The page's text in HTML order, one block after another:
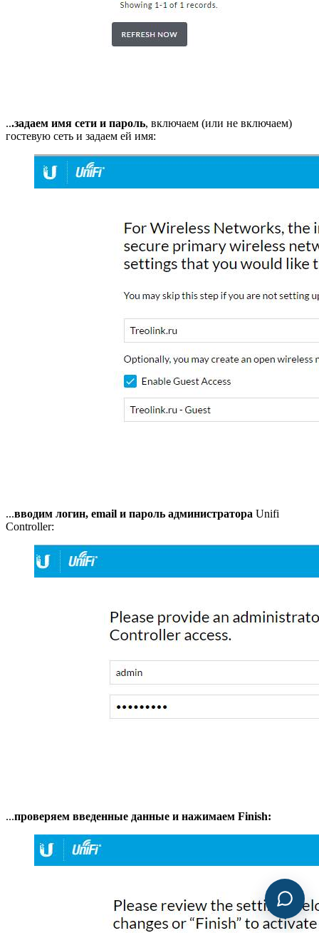
...задаем имя сети и пароль, включаем (или не включаем)
гостевую сеть и задаем ей имя:
...вводим логин, email и пароль администратора Unifi
Controller:
...проверяем введенные данные и нажимаем Finish: